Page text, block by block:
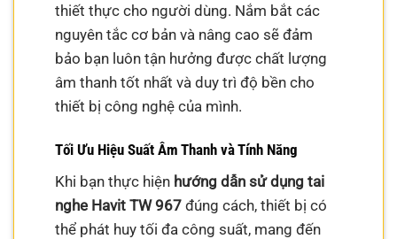
thiết thực cho người dùng. Nắm bắt các
nguyên tắc cơ bản và nâng cao sẽ đảm
bảo bạn luôn tận hưởng được chất lượng
âm thanh tốt nhất và duy trì độ bền cho
thiết bị công nghệ của mình.
Tối Ưu Hiệu Suất Âm Thanh và Tính Năng
Khi bạn thực hiện hướng dẫn sử dụng tai
nghe Havit TW 967 đúng cách, thiết bị có
thể phát huy tối đa công suất, mang đến